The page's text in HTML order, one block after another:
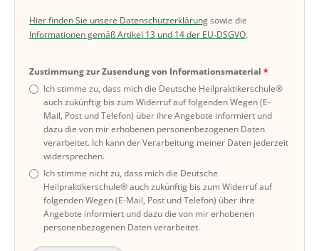
Hier finden Sie unsere Datenschutzerklärungsowie die
Informationen gemäß Artikel 13 und 14 der EU-DSGVO.
Zustimmung zur Zusendung von Informationsmaterial
Ich stimme zu, dass mich die Deutsche Heilpraktikerschule®
auch zukünftig bis zum Widerruf auf folgenden Wegen (E-
Mail, Post und Telefon) über ihre Angebote informiert und
dazu die von mir erhobenen personenbezogenen Daten
verarbeitet. Ich kann der Verarbeitung meiner Daten jederzeit
widersprechen.
Ich stimme nicht zu, dass mich die Deutsche
Heilpraktikerschule® auch zukünftig bis zum Widerruf auf
folgenden Wegen (E-Mail, Post und Telefon) über ihre
Angebote informiert und dazu die von mir erhobenen
personenbezogenen Daten verarbeitet.